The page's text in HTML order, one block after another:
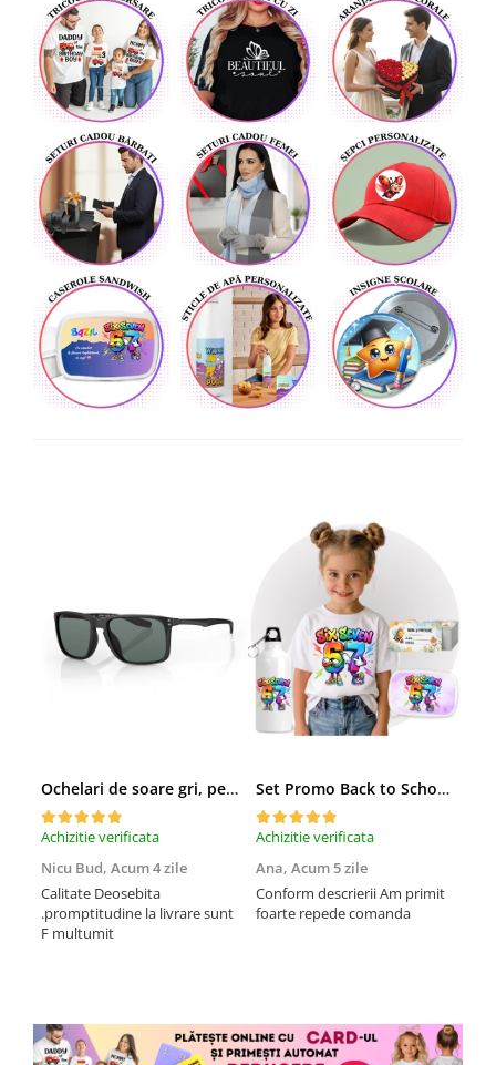
Ochelari de soare gri, pentru barbati, Daniel Klein Sunglasses, DK3250-2
Achizitie verificata
Nicu Bud, Acum 4 zile
Calitate Deosebita
.promptitudine la livrare sunt
F multumit
Set Promo Back to School Six Seven 67 – Tricou + Cutie + Bidon Personalizat pentru copilul tău
Achizitie verificata
Ana, Acum 5 zile
Conform descrierii Am primit
foarte repede comanda